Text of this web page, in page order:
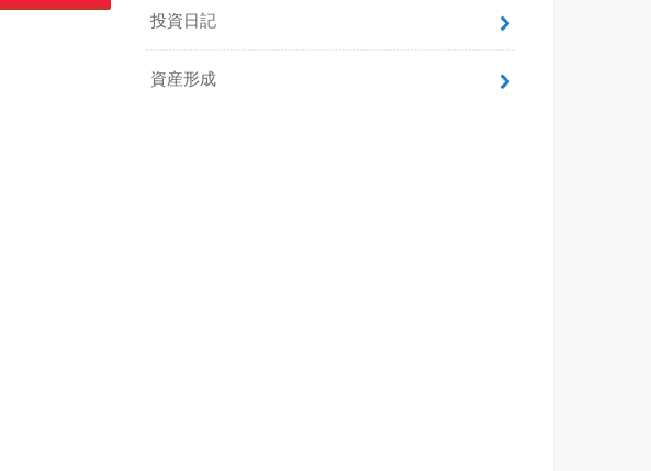
投資日記
資産形成